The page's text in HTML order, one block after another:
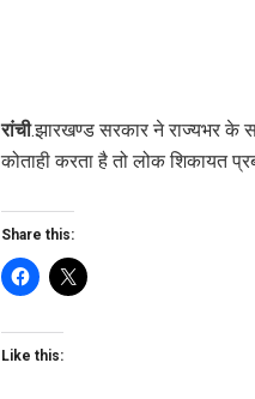
रांची.झारखण्ड सरकार ने राज्यभर के
कोताही करता है तो लोक शिकायत
Share this:
Like this: